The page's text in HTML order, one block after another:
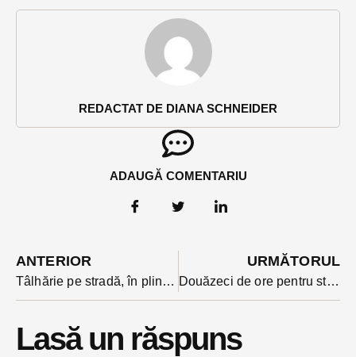
REDACTAT DE DIANA SCHNEIDER
ADAUGĂ COMENTARIU
ANTERIOR
Tâlhărie pe stradă, în plină zi, la Bistrița. Ce i s-a întâmplat autorului?
URMĂTORUL
Douăzeci de ore pentru stingerea unui incendiu la o mașină hibrid în Bistrița. Pătura specială, vedeta intervenției
Lasă un răspuns